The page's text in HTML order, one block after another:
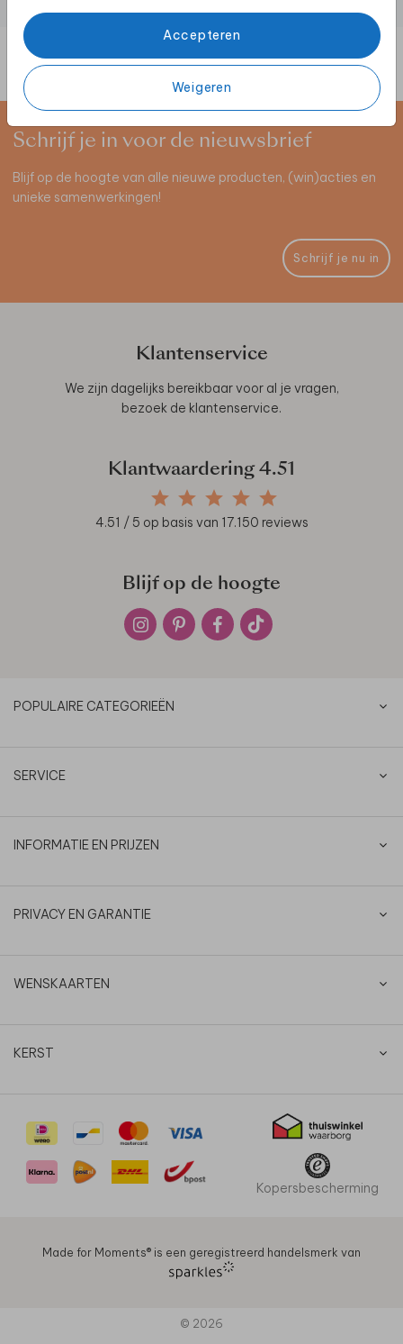
Accepteren
Weigeren
Schrijf je in voor de nieuwsbrief
Blijf op de hoogte van alle nieuwe producten, (win)acties en
unieke samenwerkingen!
Schrijf je nu in
Klantenservice
We zijn dagelijks bereikbaar voor al je vragen,
bezoek de klantenservice.
Klantwaardering 4.51
4.51 / 5 op basis van 17.150 reviews
Blijf op de hoogte
POPULAIRE CATEGORIEËN
SERVICE
INFORMATIE EN PRIJZEN
PRIVACY EN GARANTIE
WENSKAARTEN
KERST
Kopersbescherming
Made for Moments®️ is een geregistreerd handelsmerk van
© 2026